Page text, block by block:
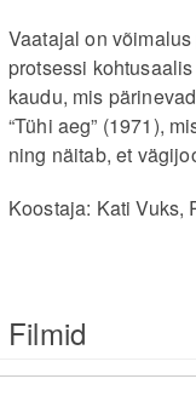
Vaatajal on
protsessi
kaudu, mis
“Tühi aeg” (1971),
ning näitab, et
Koostaja: Kati Vuks,
Filmid